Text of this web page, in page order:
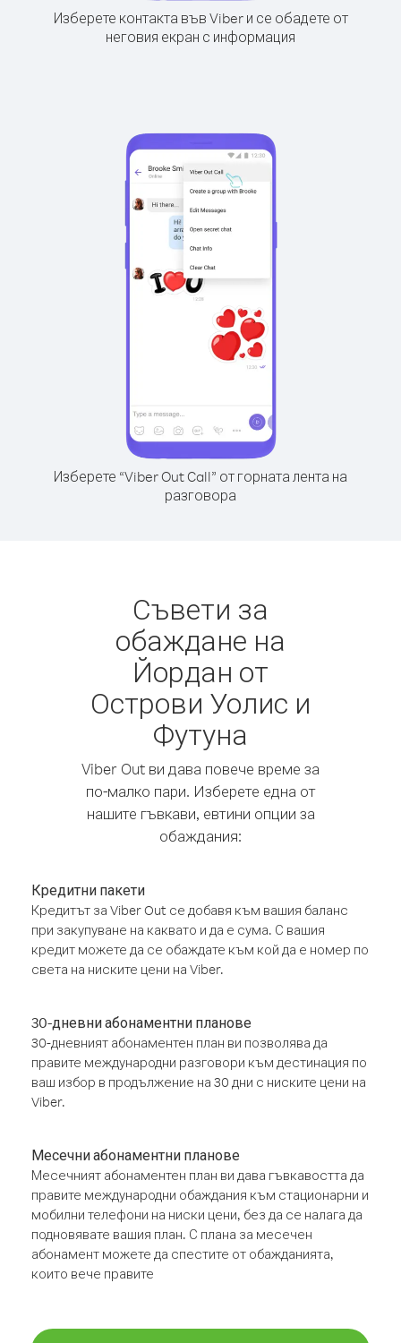
Изберете контакта във Viber и се обадете от
неговия екран с информация
Изберете “Viber Out Call” от горната лента на
разговора
Съвети за
обаждане на
Йордан от
Острови Уолис и
Футуна
Viber Out ви дава повече време за
по-малко пари. Изберете една от
нашите гъвкави, евтини опции за
обаждания:
Кредитни пакети
Кредитът за Viber Out се добавя към вашия баланс
при закупуване на каквато и да е сума. С вашия
кредит можете да се обаждате към кой да е номер по
света на ниските цени на Viber.
30-дневни абонаментни планове
30-дневният абонаментен план ви позволява да
правите международни разговори към дестинация по
ваш избор в продължение на 30 дни с ниските цени на
Viber.
Месечни абонаментни планове
Месечният абонаментен план ви дава гъвкавостта да
правите международни обаждания към стационарни и
мобилни телефони на ниски цени, без да се налага да
подновявате вашия план. С плана за месечен
абонамент можете да спестите от обажданията,
които вече правите